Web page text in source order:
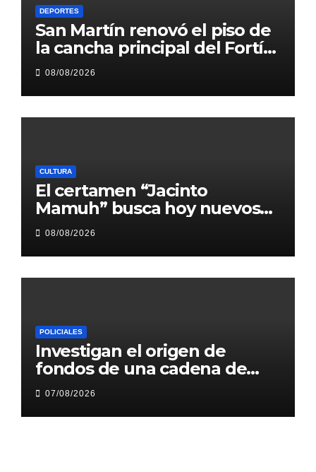
DEPORTES
San Martín renovó el piso de
la cancha principal del Fortín
Rojinegro
08/08/2026
CULTURA
El certamen “Jacinto
Mamuh” busca hoy nuevos
talentos correntinos en el
barrio San Gerónimo
08/08/2026
POLICIALES
Investigan el origen de
fondos de una cadena de
gimnasios en el nordeste
07/08/2026